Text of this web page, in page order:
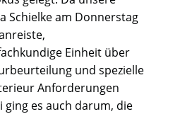
Schielke am Donnerstag
Einheit über
und spezielle
Anforderungen
ging es auch darum, die